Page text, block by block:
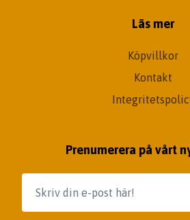
Läs mer
Köpvillkor
Kontakt
Prenumerera på vårt